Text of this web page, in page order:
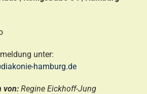
unter:
hamburg.de
von: Regine Eickhoff-Jung